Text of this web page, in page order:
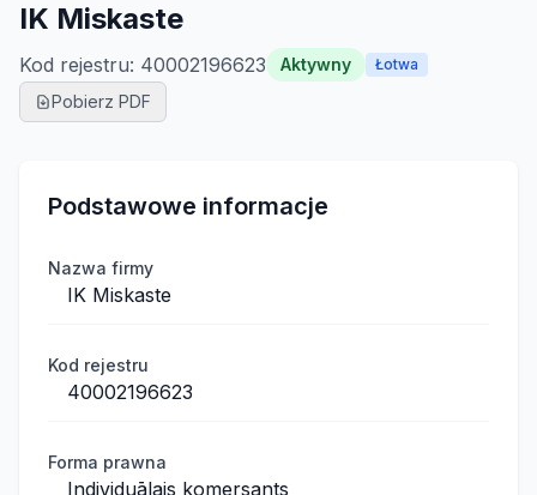
IK Miskaste
Kod rejestru: 40002196623 Aktywny Łotwa
Pobierz PDF
Podstawowe informacje
Nazwa firmy
IK Miskaste
Kod rejestru
40002196623
Forma prawna
Individuālais komersants